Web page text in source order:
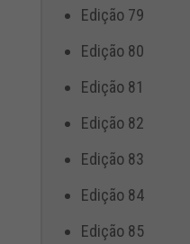
Edição 79
Edição 80
Edição 81
Edição 82
Edição 83
Edição 84
Edição 85